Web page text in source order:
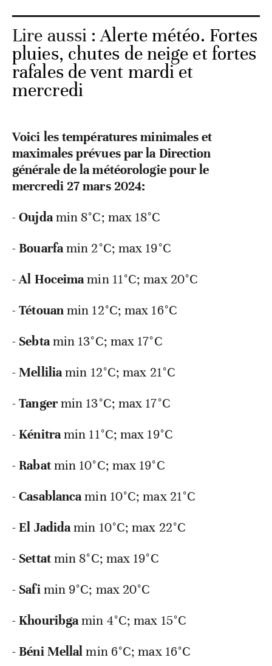
Lire aussi :Alerte météo. Fortes
pluies, chutes de neige et fortes
rafales de vent mardi et
mercredi
Voici les températures minimales et
maximales prévues par la Direction
générale de la météorologie pour le
mercredi 27 mars 2024:
-Oujdamin 8°C; max 18°C
-Bouarfamin 2°C; max 19°C
-Al Hoceimamin 11°C; max 20°C
-Tétouanmin 12°C; max 16°C
- Sebtamin 13°C; max 17°C
-Melliliamin 12°C; max 21°C
-Tangermin 13°C; max 17°C
-Kénitramin 11°C; max 19°C
-Rabatmin 10°C; max 19°C
-Casablancamin 10°C; max 21°C
-El Jadidamin 10°C; max 22°C
- Settatmin 8°C; max 19°C
- Safimin 9°C; max 20°C
-Khouribgamin 4°C; max 15°C
-Béni Mellalmin 6°C; max 16°C